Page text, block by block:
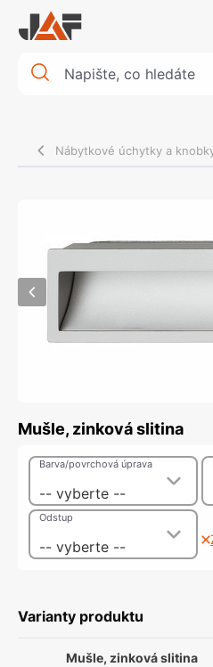
Nábytkové úchytky a
Mušle, zinková slitina
-- vyberte --
Barva/povrchová úprava
-- vyberte --
Odstup
Varianty produktu
Mušle, zinková slitina